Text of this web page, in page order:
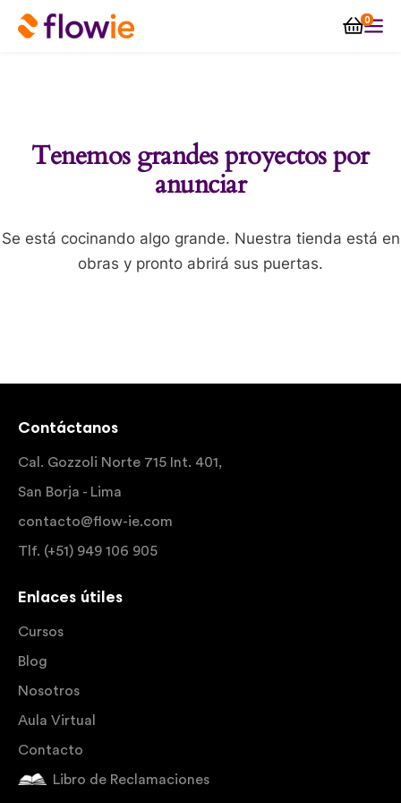
0
Tenemos grandes proyectos por
anunciar
Se está cocinando algo grande. Nuestra tienda está en
obras y pronto abrirá sus puertas.
Contáctanos
Cal. Gozzoli Norte 715 Int. 401,
San Borja - Lima
contacto@flow-ie.com
Tlf. (+51) 949 106 905
Enlaces útiles
Cursos
Blog
Nosotros
Aula Virtual
Contacto
Libro de Reclamaciones